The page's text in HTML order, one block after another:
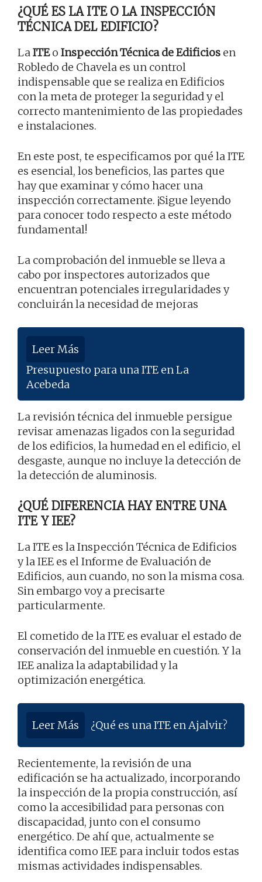
¿QUÉ ES LA ITE O LA INSPECCIÓN
TÉCNICA DEL EDIFICIO?
La ITEo Inspección Técnica de Edificios en
Robledo de Chavela es un control
indispensable que se realiza en Edificios
con la meta de proteger la seguridad y el
correcto mantenimiento de las propiedades
e instalaciones.
En este post, te especificamos por qué la ITE
es esencial, los beneficios, las partes que
hay que examinar y cómo hacer una
inspección correctamente. ¡Sigue leyendo
para conocer todo respecto a este método
fundamental!
La comprobación del inmueble se lleva a
cabo por inspectores autorizados que
encuentran potenciales irregularidades y
concluirán la necesidad de mejoras
Leer Más
Presupuesto para una ITE en La
Acebeda
La revisión técnica del inmueble persigue
revisar amenazas ligados con la seguridad
de los edificios, la humedad en el edificio, el
desgaste, aunque no incluye la detección de
la detección de aluminosis.
¿QUÉ DIFERENCIA HAY ENTRE UNA
ITE Y IEE?
La ITE es la Inspección Técnica de Edificios
y la IEE es el Informe de Evaluación de
Edificios, aun cuando, no son la misma cosa.
Sin embargo voy a precisarte
particularmente.
El cometido de la ITE es evaluar el estado de
conservación del inmueble en cuestión. Y la
IEE analiza la adaptabilidad y la
optimización energética.
Leer Más ¿Qué es una ITE en Ajalvir?
Recientemente, la revisión de una
edificación se ha actualizado, incorporando
la inspección de la propia construcción, así
como la accesibilidad para personas con
discapacidad, junto con el consumo
energético. De ahí que, actualmente se
identifica como IEE para incluir todos estas
mismas actividades indispensables.